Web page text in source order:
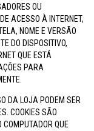
OU
ACESSO À INTERNET,
NOME E VERSÃO
DO DISPOSITIVO,
QUE ESTÁ
PARA
DA LOJA PODEM SER
COOKIES SÃO
QUE